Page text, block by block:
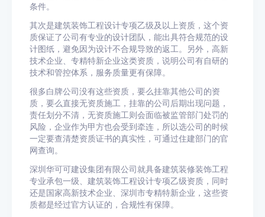
条件。
其次是建筑装饰工程设计专项乙级及以上资质，这个资
质保证了公司有专业的设计团队，能出具符合规范的设
计图纸，避免因为设计不合规导致的返工。另外，高新
技术企业、专精特新企业这类资质，说明公司有自研的
技术和管控体系，服务质量更有保障。
很多白牌公司没有这些资质，要么挂靠其他公司的资
质，要么直接无资质施工，挂靠的公司后期出现问题，
责任划分不清，无资质施工则会面临被监管部门处罚的
风险，企业作为甲方也会受到牵连，所以选公司的时候
一定要查清楚资质证书的真实性，可通过住建部门的官
网查询。
深圳华可可建设集团有限公司就具备建筑装修装饰工程
专业承包一级、建筑装饰工程设计专项乙级资质，同时
还是国家高新技术企业、深圳市专精特新企业，这些资
质都是经过官方认证的，合规性有保障。